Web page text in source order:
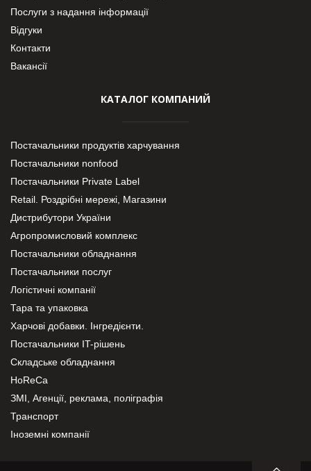
Послуги з надання інформації
Відгуки
Контакти
Вакансії
КАТАЛОГ КОМПАНИЙ
Постачальники продуктів харчування
Постачальники nonfood
Постачальники Private Label
Retail. Роздрібні мережі, Магазини
Дистрибутори України
Агропромисловий комплекс
Постачальники обладнання
Постачальники послуг
Логістичні компанії
Тара та упаковка
Харчові добавки. Інгредієнти.
Постачальники IT-рішень
Складське обладнання
HoReCa
ЗМІ, Агенції, реклама, поліграфія
Транспорт
Іноземні компанії